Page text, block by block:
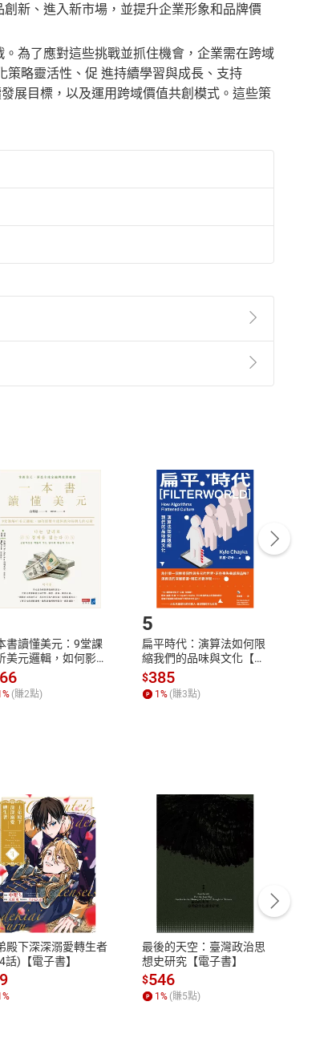
新、進入新市場，並提升企業形象和品牌價
為了應對這些挑戰並抓住機會，企業需在跨域
略靈活性、促 進持續學習與成長、支持
展目標，以及運用跨域價值共創模式。這些策
2條第5款之規定，「非以有形媒介提供之數位
媒介提供之數位內容，消費者同意若訂購後
瀏覽訂單明細」
「申請取消訂單/退
付款方式
Payment
完成訂單
Complete
下載書籍後看書
客服資訊
服務時間：週一到週五 10:00-12:00、
13:00-17:00 (國定假日及例假日休息)
客服電話：0080-1857077
書讀懂美元：9堂課
美元邏輯，如何影響
經濟和每個人的投資
子書】
% (賺2點)
5
扁平時代：演算法如何限
縮我們的品味與文化【電
子書】
$385
1% (賺3點)
殿下深深溺愛轉生者
話)【電子書】
%
最後的天空：臺灣政治思
想史研究【電子書】
$546
1% (賺5點)